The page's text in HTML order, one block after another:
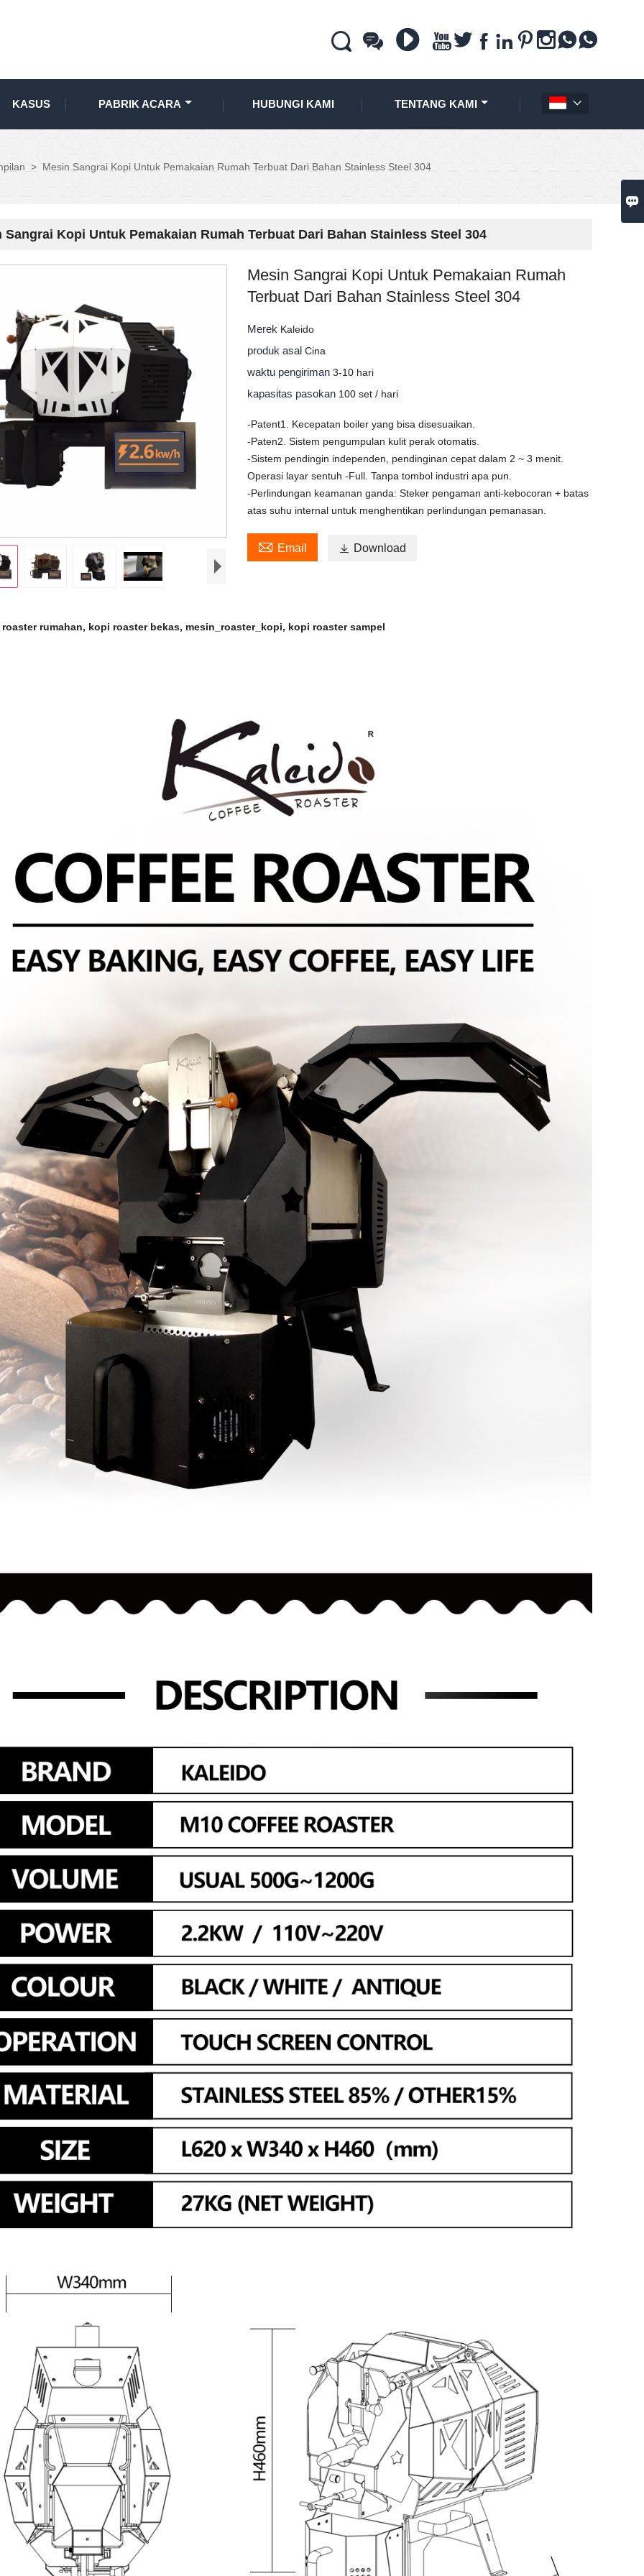

        
KASUS PABRIK ACARA HUBUNGI KAMI TENTANG KAMI 
> Mesin Sangrai Kopi Untuk Pemakaian Rumah Terbuat Dari Bahan Stainless Steel 304
Sangrai Kopi Untuk Pemakaian Rumah Terbuat Dari Bahan Stainless Steel 304
Mesin Sangrai Kopi Untuk Pemakaian Rumah
Terbuat Dari Bahan Stainless Steel 304
Merek Kaleido
produk asalCina
waktu pengiriman3-10 hari
kapasitas pasokan 100 set / hari
-Patent1. Kecepatan boiler yang bisa disesuaikan.
-Paten2. Sistem pengumpulan kulit perak otomatis.
-Sistem pendingin independen, pendinginan cepat dalam 2 ~ 3 menit.
Operasi layar sentuh -Full. Tanpa tombol industri apa pun.
-Perlindungan keamanan ganda: Steker pengaman anti-kebocoran + batas
atas suhu internal untuk menghentikan perlindungan pemanasan.
 Email  Download
rumahan, kopi roaster bekas, mesin_roaster_kopi, kopi roaster sampel